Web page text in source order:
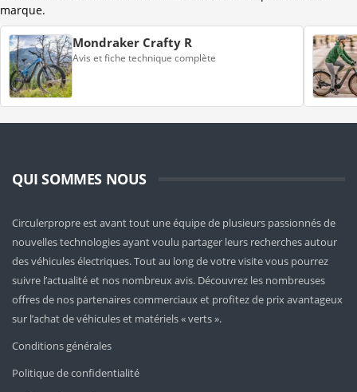
marque.
Mondraker Crafty R
Avis et fiche technique complète
QUI SOMMES NOUS
Circulerpropre est avant tout une équipe de plusieurs passionnés de
nouvelles technologies ayant voulu partager leurs recherches autour
des véhicules électriques. Tout au long de votre visite vous pourrez
suivre l’actualité et nos nombreux avis. Découvrez les nombreuses
offres de nos partenaires commerciaux et profitez de prix avantageux
sur l’achat de véhicules et matériels « verts ».
Conditions générales
Politique de confidentialité